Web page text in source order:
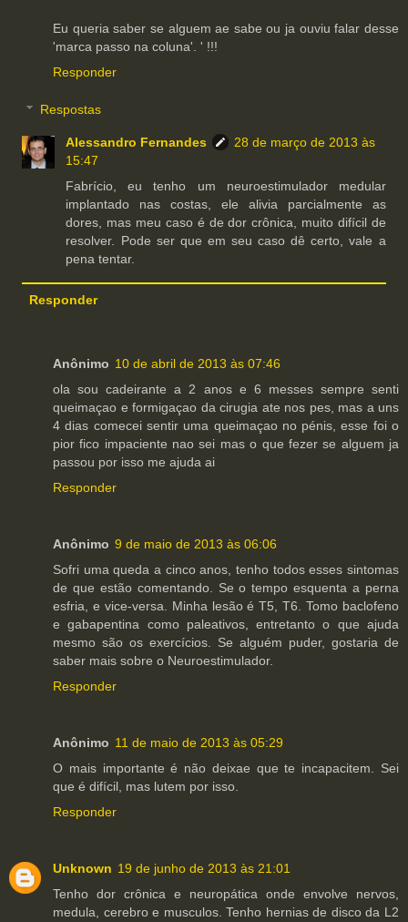
Eu queria saber se alguem ae sabe ou ja ouviu falar desse
'marca passo na coluna'. ' !!!
Responder
Respostas
Alessandro Fernandes
28 de março de 2013 às
15:47
Fabrício, eu tenho um neuroestimulador medular
implantado nas costas, ele alivia parcialmente as
dores, mas meu caso é de dor crônica, muito difícil de
resolver. Pode ser que em seu caso dê certo, vale a
pena tentar.
Responder
Anônimo 10 de abril de 2013 às 07:46
ola sou cadeirante a 2 anos e 6 messes sempre senti
queimaçao e formigaçao da cirugia ate nos pes, mas a uns
4 dias comecei sentir uma queimaçao no pénis, esse foi o
pior fico impaciente nao sei mas o que fezer se alguem ja
passou por isso me ajuda ai
Responder
Anônimo 9 de maio de 2013 às 06:06
Sofri uma queda a cinco anos, tenho todos esses sintomas
de que estão comentando. Se o tempo esquenta a perna
esfria, e vice-versa. Minha lesão é T5, T6. Tomo baclofeno
e gabapentina como paleativos, entretanto o que ajuda
mesmo são os exercícios. Se alguém puder, gostaria de
saber mais sobre o Neuroestimulador.
Responder
Anônimo 11 de maio de 2013 às 05:29
O mais importante é não deixae que te incapacitem. Sei
que é difícil, mas lutem por isso.
Responder
Unknown 19 de junho de 2013 às 21:01
Tenho dor crônica e neuropática onde envolve nervos,
medula, cerebro e musculos. Tenho hernias de disco da L2